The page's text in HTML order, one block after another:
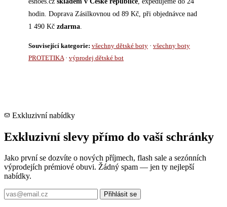
hodin. Doprava Zásilkovnou od 89 Kč, při objednávce nad
1 490 Kč zdarma
Související kategorie: všechny dětské boty · všechny boty
PROTETIKA · výprodej dětské bot
Exkluzivní nabídky
Exkluzivní slevy přímo do vaší schránky
Jako první se dozvíte o nových příjmech, flash sale a sezónních
výprodejích prémiové obuvi. Žádný spam — jen ty nejlepší
nabídky.
Přihlásit se